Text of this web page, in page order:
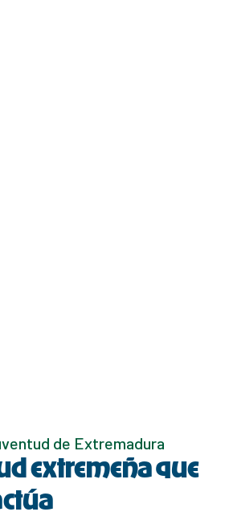
de Extremadura
extremeña que